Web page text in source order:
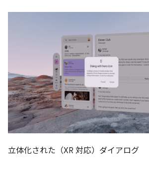
立体化された（XR 対応）ダイアログ